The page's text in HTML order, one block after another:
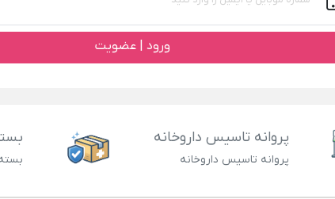
ورود | عضویت
پروانه تاسیس داروخانه
پروانه تاسیس داروخانه